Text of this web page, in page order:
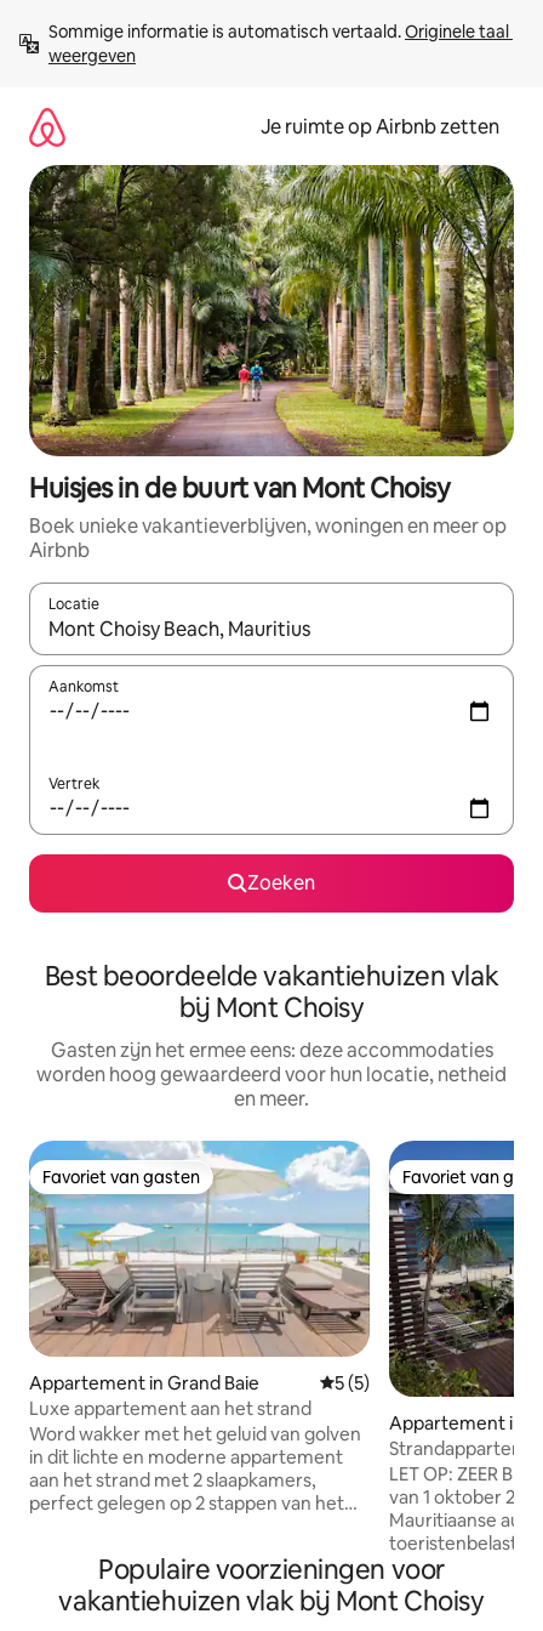
direct
naar
Sommige informatie is automatisch vertaald. Originele taal
weergeven
Je ruimte op Airbnb zetten
Huisjes in de buurt van Mont Choisy
Boek unieke vakantieverblijven, woningen en meer op
Airbnb
Locatie
Wanneer er suggesties beschikbaar zijn, maak je een keuze
Aankomst
Vertrek
Zoeken
Best beoordeelde vakantiehuizen vlak
bij Mont Choisy
Gasten zijn het ermee eens: deze accommodaties
worden hoog gewaardeerd voor hun locatie, netheid
en meer.
Favoriet van gasten
Favoriet van gasten
Appartement in Grand Baie Gemiddelde beoordeling
5 (5)
Luxe appartement aan het strand
Word wakker met het geluid van golven
in dit lichte en moderne appartement
aan het strand met 2 slaapkamers,
perfect gelegen op 2 stappen van het
gezellige bedden, ideaal voor gezinnen,
koppels die samen reizen of kleine
groepen. Een ruime open woonkamer
Favoriet van
Favoriet van
Appartement in
Choisy
LET OP: ZEER
van 1 oktober
Mauritiaanse
PER PERSOON
voor personen
belasting wordt
Populaire voorzieningen voor
vakantiehuizen vlak bij Mont Choisy